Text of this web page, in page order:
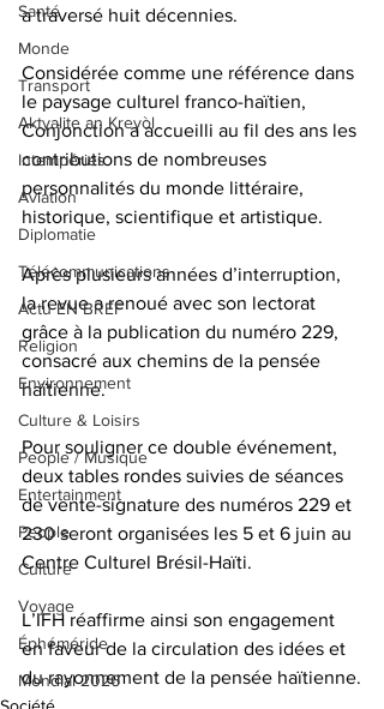
Santé
Monde
Transport
Aktyalite an Kreyòl
Intempéries
Aviation
Diplomatie
Télécommunications
Actu EN BREF
Religion
Environnement
Culture & Loisirs
People / Musique
Entertainment
People
Culture
Voyage
Éphéméride
Mondial 2026
a traversé huit décennies.
Considérée comme une référence dans
le paysage culturel franco-haïtien,
Conjonction a accueilli au fil des ans les
contributions de nombreuses
personnalités du monde littéraire,
historique, scientifique et artistique.
Après plusieurs années d’interruption,
la revue a renoué avec son lectorat
grâce à la publication du numéro 229,
consacré aux chemins de la pensée
haïtienne.
Pour souligner ce double événement,
deux tables rondes suivies de séances
de vente-signature des numéros 229 et
230 seront organisées les 5 et 6 juin au
Centre Culturel Brésil-Haïti.
L’IFH réaffirme ainsi son engagement
en faveur de la circulation des idées et
du rayonnement de la pensée haïtienne.
Société